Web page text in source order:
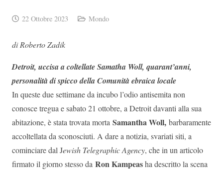
22 Ottobre 2023 Mondo
di Roberto Zadik
Detroit, uccisa a coltellate Samatha Woll, quarant’anni,
personalità di spicco della Comunità ebraica locale
In queste due settimane da incubo l’odio antisemita non
conosce tregua e sabato 21 ottobre, a Detroit davanti alla sua
abitazione, è stata trovata morta Samantha Woll, barbaramente
accoltellata da sconosciuti. A dare a notizia, svariati siti, a
cominciare dal Jewish Telegraphic Agency, che in un articolo
firmato il giorno stesso da Ron Kampeasha descritto la scena